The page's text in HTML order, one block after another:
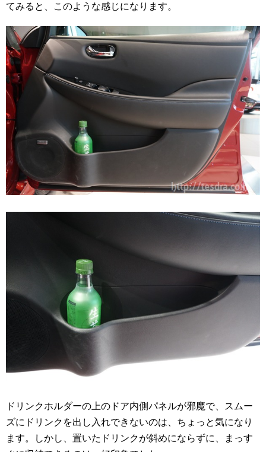
てみると、このような感じになります。
ドリンクホルダーの上のドア内側パネルが邪魔で、スムー
ズにドリンクを出し入れできないのは、ちょっと気になり
ます。しかし、置いたドリンクが斜めにならずに、まっす